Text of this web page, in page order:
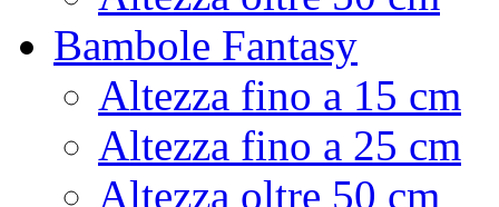
Bambole Fantasy
Altezza fino a 15 cm
Altezza fino a 25 cm
Altezza oltre 50 cm